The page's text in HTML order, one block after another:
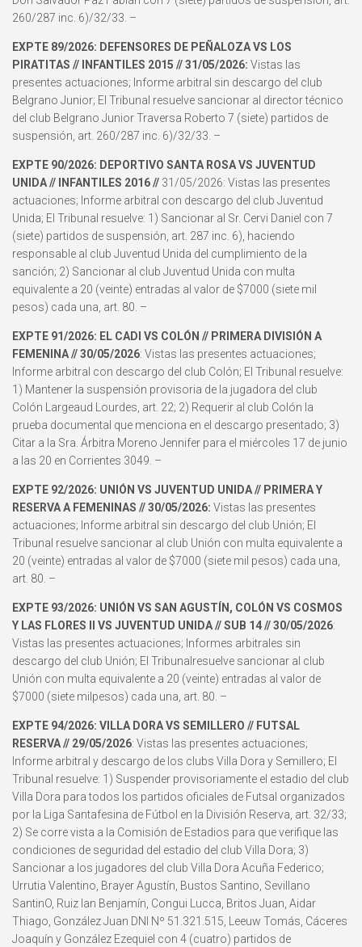
260/287 inc. 6)/32/33. –
EXPTE 89/2026: DEFENSORES DE PEÑALOZA VS LOS
PIRATITAS // INFANTILES 2015 //31/05/2026: Vistas las
presentes actuaciones; Informe arbitral sin descargo del club
Belgrano Junior; El Tribunal resuelve sancionar al director técnico
del club Belgrano Junior Traversa Roberto 7 (siete) partidos de
suspensión, art. 260/287 inc. 6)/32/33. –
EXPTE 90/2026: DEPORTIVO SANTA ROSA VS JUVENTUD
UNIDA // INFANTILES 2016 // 31/05/2026: Vistas las presentes
actuaciones; Informe arbitral con descargo del club Juventud
Unida; El Tribunal resuelve: 1) Sancionar al Sr. Cervi Daniel con 7
(siete) partidos de suspensión, art. 287 inc. 6), haciendo
responsable al club Juventud Unida del cumplimiento de la
sanción; 2) Sancionar al club Juventud Unida con multa
equivalente a 20 (veinte) entradas al valor de $7000 (siete mil
pesos) cada una, art. 80. –
EXPTE 91/2026: EL CADI VS COLÓN // PRIMERA DIVISIÓN A
FEMENINA // 30/05/2026: Vistas las presentes actuaciones;
Informe arbitral con descargo del club Colón; El Tribunal resuelve:
1) Mantener la suspensión provisoria de la jugadora del club
Colón Largeaud Lourdes, art. 22; 2) Requerir al club Colón la
prueba documental que menciona en el descargo presentado; 3)
Citar a la Sra. Árbitra Moreno Jennifer para el miércoles 17 de junio
a las 20 en Corrientes 3049. –
EXPTE 92/2026: UNIÓN VS JUVENTUD UNIDA // PRIMERA Y
RESERVA A FEMENINAS // 30/05/2026: Vistas las presentes
actuaciones; Informe arbitral sin descargo del club Unión; El
Tribunal resuelve sancionar al club Unión con multa equivalente a
20 (veinte) entradas al valor de $7000 (siete mil pesos) cada una,
art. 80. –
EXPTE 93/2026: UNIÓN VS SAN AGUSTÍN, COLÓN VS COSMOS
Y LAS FLORES II VS JUVENTUD UNIDA // SUB 14 // 30/05/2026:
Vistas las presentes actuaciones; Informes arbitrales sin
descargo del club Unión; El Tribunalresuelve sancionar al club
Unión con multa equivalente a 20 (veinte) entradas al valor de
$7000 (siete milpesos) cada una, art. 80. –
EXPTE 94/2026: VILLA DORA VS SEMILLERO // FUTSAL
RESERVA // 29/05/2026: Vistas las presentes actuaciones;
Informe arbitral y descargo de los clubs Villa Dora y Semillero; El
Tribunal resuelve: 1) Suspender provisoriamente el estadio del club
Villa Dora para todos los partidos oficiales de Futsal organizados
por la Liga Santafesina de Fútbol en la División Reserva, art. 32/33;
2) Se corre vista a la Comisión de Estadios para que verifique las
condiciones de seguridad del estadio del club Villa Dora; 3)
Sancionar a los jugadores del club Villa Dora Acuña Federico;
Urrutia Valentino, Brayer Agustín, Bustos Santino, Sevillano
SantinO, Ruiz Ian Benjamín, Congui Lucca, Britos Juan, Aidar
Thiago, González Juan DNI Nº 51.321.515, Leeuw Tomás, Cáceres
Joaquín y González Ezequiel con 4 (cuatro) partidos de